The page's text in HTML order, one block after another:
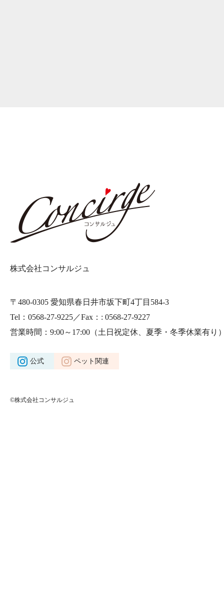
株式会社コンサルジュ
〒480-0305 愛知県春日井市坂下町4丁目584-3
Tel：0568-27-9225／Fax：: 0568-27-9227
営業時間：9:00～17:00 （土日祝定休、夏季・冬季休業有り
公式 ペット関連
©株式会社コンサルジュ